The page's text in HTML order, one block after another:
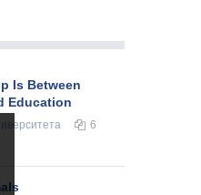
Is Between
Education
6